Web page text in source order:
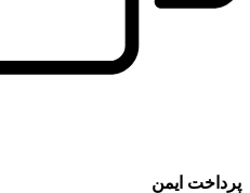
پرداخت ایمن